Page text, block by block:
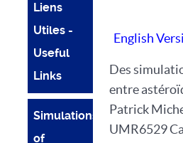
Liens
Utiles -
Useful
Links
Simulations
of
English
Des
entre
Patrick
UMR6529